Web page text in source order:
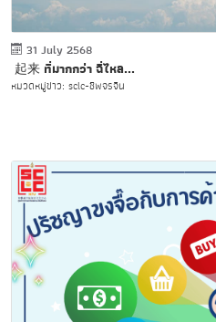
31 July 2568
起来 ที่มากกว่า ฉี่ไหล...
หมวดหมู่ข่าว: sclc-ชีพจรจีน